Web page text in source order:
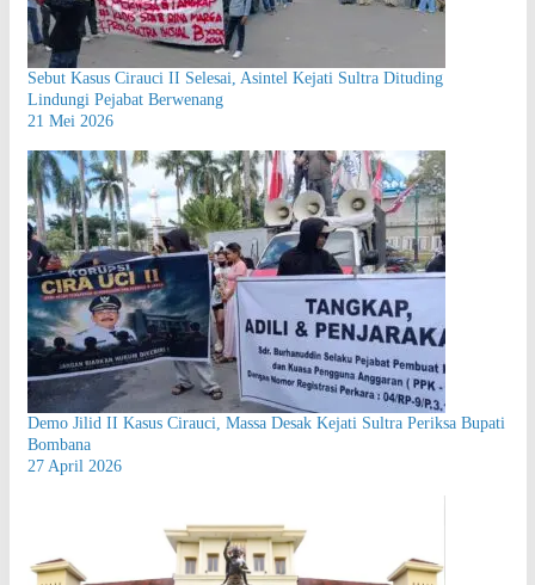
Sebut Kasus Cirauci II Selesai, Asintel Kejati Sultra Dituding
Lindungi Pejabat Berwenang
21 Mei 2026
Demo Jilid II Kasus Cirauci, Massa Desak Kejati Sultra Periksa Bupati
Bombana
27 April 2026